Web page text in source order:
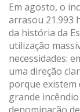
Em agosto, o
arrasou 21.993
da história da
utilização
necessidades:
uma direção
porque existem
grande